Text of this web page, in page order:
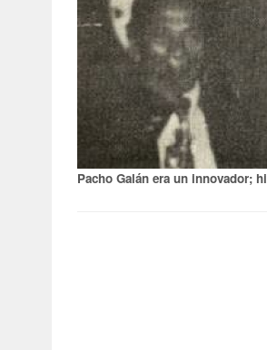
Pacho Galán era un innovador;